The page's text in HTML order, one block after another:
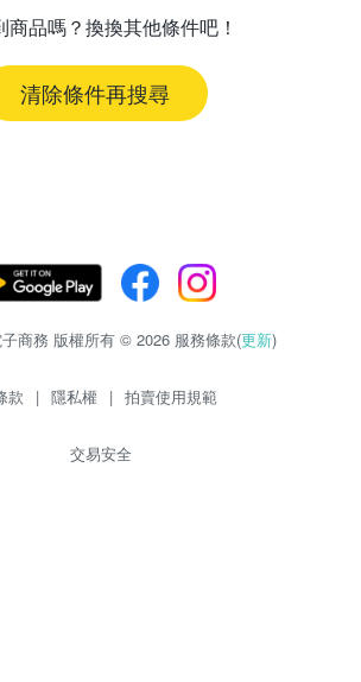
商品嗎？換換其他條件吧！
清除條件再搜尋
商務 版權所有 © 2026 服務條款(更新)
款 | 隱私權 | 拍賣使用規範
交易安全